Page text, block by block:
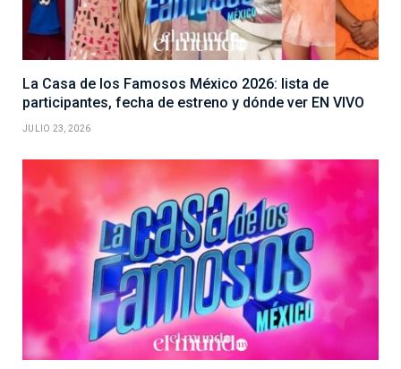
La Casa de los Famosos México 2026: lista de
participantes, fecha de estreno y dónde ver EN VIVO
JULIO 23, 2026